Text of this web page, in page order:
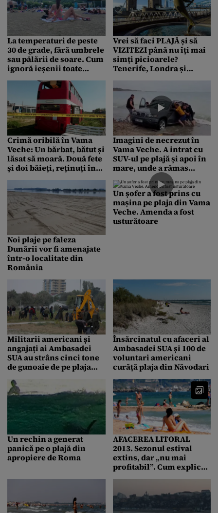
La temperaturi de peste
30 de grade, fără umbrele
sau pălării de soare. Cum
ignoră ieșenii toate
bronz de vară
Vrei să faci PLAJĂ și să
VIZITEZI până nu îți mai
simți picioarele?
Tenerife, Londra și
destinațiile pe care
turiștii le preferă în luna
noiembrie
Crimă oribilă în Vama
Veche: Un bărbat, bătut și
lăsat să moară. Două fete
și doi băieți, reținuți în
Imagini de necrezut în
Vama Veche. A intrat cu
SUV-ul pe plajă și apoi în
mare, unde a rămas
Noi plaje pe faleza
Dunării vor fi amenajate
într-o localitate din
România
Un șofer a fost prins cu
mașina pe plaja din Vama
Veche. Amenda a fost
usturătoare
Militarii americani și
angajați ai Ambasadei
SUA au strâns cinci tone
de gunoaie de pe plaja
Însărcinatul cu afaceri al
Ambasadei SUA și 100 de
voluntari americani
curăță plaja din Năvodari
Un rechin a generat
panică pe o plajă din
apropiere de Roma
AFACEREA LITORAL
2013. Sezonul estival
extins, dar „nu mai
profitabil”. Cum explică
spre litoral